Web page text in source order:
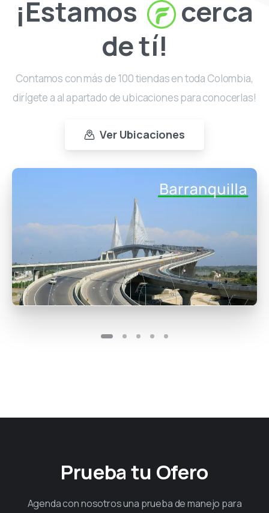
¡Estamos
cerca
de tí!
Contamos con más de 100 tiendas en toda Colombia,
dirígete a al apartado de ubicaciones para conocerlas!
Ver Ubicaciones
Prueba tu Ofero
Agenda con nosotros una prueba de manejo para